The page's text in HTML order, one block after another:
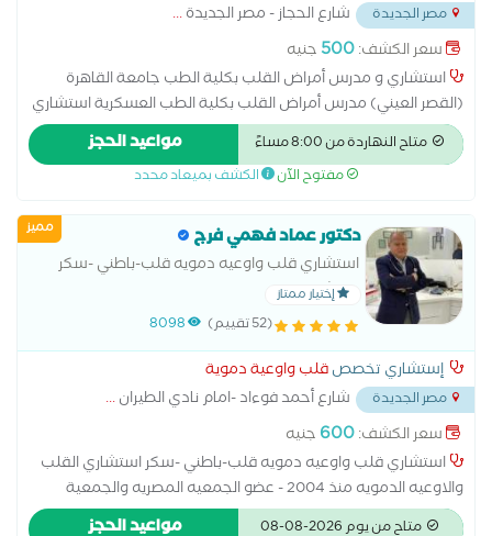
مصر الجديدة شارع الحجاز - مصر الجديدة...
سعر الكشف:500 جنيه
استشاري و مدرس أمراض القلب بكلية الطب جامعة القاهرة
(القصر العيني) مدرس أمراض القلب بكلية الطب العسكرية استشاري
القسطرة القلبية و التداخلية عضو الجمعية الأوروبية لأمراض القلب
أمراض القلب والأوعية الدموية أمراض شرابين القلب والذبحة الصدرية
وارتقاع ضغط الدم أمراض صمام القلب اتساع عضلة القلب اضطرابات
والشرايين التهاب بطانة القلب القسطرة التشخيصية والعلاجية حالات
المعقدة لامراض القلب رسم القلب الطبيعي رسم القلب بالمجهود
علاج ارتفاع نسبة الدهون والكوليسترول فى الدم علاج قصور الشريان
التاجى علاج هبوط عضلة القلب متابعة النشاط الروماتيزمي والحمى
الروماتيزمية متابعة ما بعد التوسيع وتركيب الدعمات لشرايين القلب
مرض الشريان التاجي
متاح النهاردة من 8:00 مساءً مواعيد الحجز
مفتوح الآن الكشف بميعاد محدد
مميز دكتور عماد فهمي فرج
استشاري قلب واوعيه دمويه قلب-باطني -سكر
الجمعيه المصريه والجمعية الاوربيه للقلب زماله
القلب والصدر من كيلافلاند كلينك -
إختيار ممتاز
(52 تقييم) 8098
إستشاري تخصصقلب واوعية دموية
مصر الجديدة شارع أحمد فوءاد -امام نادي الطيران...
سعر الكشف:600 جنيه
استشاري قلب واوعيه دمويه قلب-باطني -سكر استشاري القلب
والاوعيه الدمويه منذ 2004 - عضو الجمعيه المصريه والجمعية
الاوربيه للقلب زماله القلب والصدر من كيلافلاند كلينك - امريكا -
متاح من يوم 2026-08-08 مواعيد الحجز